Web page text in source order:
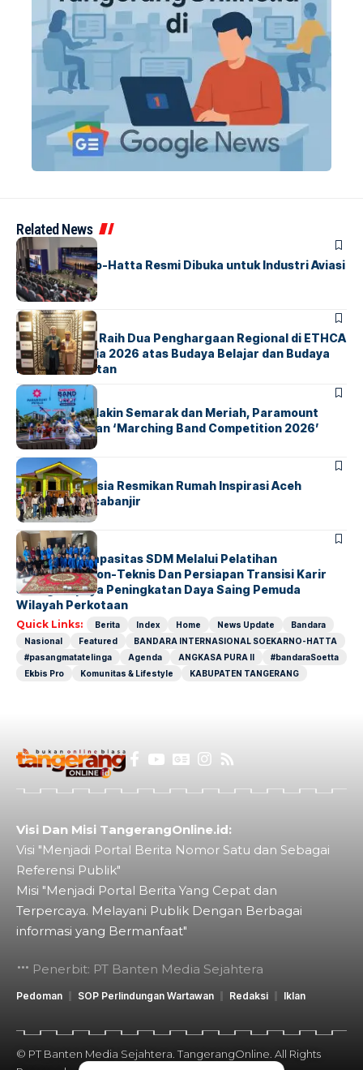
Related News
BANDARA BERITA
IALC Soekarno-Hatta Resmi Dibuka untuk Industri Aviasi
Dunia
BERITA
ParagonCorp Raih Dua Penghargaan Regional di ETHCA
Southeast Asia 2026 atas Budaya Belajar dan Budaya
Kebermanfaatan
BERITA INDEX
Akhir Pekan Makin Semarak dan Meriah, Paramount
Petals Hadirkan ‘Marching Band Competition 2026’
BERITAHOME
AirNav Indonesia Resmikan Rumah Inspirasi Aceh
Tamiang Pascabanjir
BERITAINDEX
Penguatan Kapasitas SDM Melalui Pelatihan
Kompetensi Non-Teknis Dan Persiapan Transisi Karir
Sebagai Upaya Peningkatan Daya Saing Pemuda
Wilayah Perkotaan
Quick Links: Berita Index Home News Update
Bandara
Nasional
Featured
BANDARA INTERNASIONAL SOEKARNO-HATTA
#pasangmatatelinga
Agenda ANGKASA PURA II
#bandaraSoetta
Ekbis Pro
Komunitas & Lifestyle KABUPATEN TANGERANG
Visi Dan Misi TangerangOnline.id:
Visi "Menjadi Portal Berita Nomor Satu dan Sebagai
Referensi Publik"
Misi "Menjadi Portal Berita Yang Cepat dan
Terpercaya. Melayani Publik Dengan Berbagai
informasi yang Bermanfaat"
Penerbit: PT Banten Media Sejahtera
Pedoman SOP Perlindungan Wartawan Redaksi Iklan
© PT Banten Media Sejahtera. TangerangOnline. All Rights